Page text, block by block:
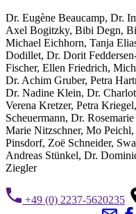
Dr. Eugène Beaucamp, Dr.
Axel Bogitzky, Bibi Degn,
Michael Eichhorn, Tanja
Dodillet, Dr. Dorit
Fischer, Ellen Friedrich,
Dr. Achim Gruber, Petra
Dr. Nadine Klein, Dr.
Verena Kretzer, Petra
Scheuermann, Dr.
Marie Nitzschner, Mo
Pinsdorf, Zoë Schneider,
Andreas Stünkel, Dr.
Ziegler
+49 (0) 2237-5620235